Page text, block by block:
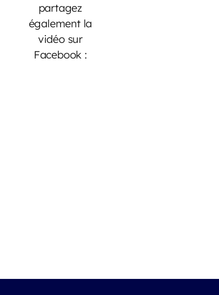
partagez
également la
vidéo sur
Facebook :